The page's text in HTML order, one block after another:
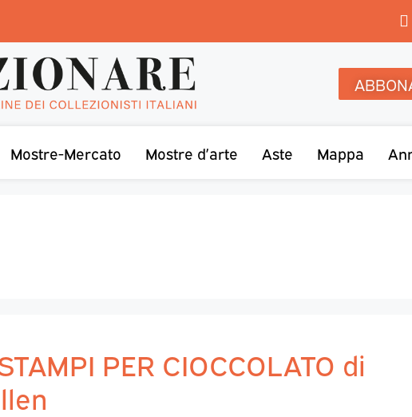
Mostre-Mercato Mostre d’arte Aste Mappa
PER CIOCCOLATO di